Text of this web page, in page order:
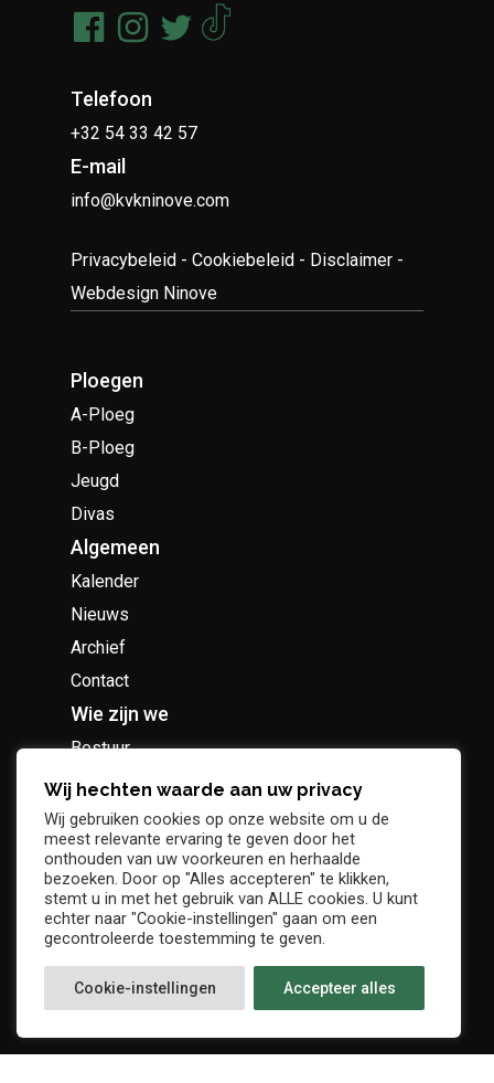
Telefoon
+32 54 33 42 57
E-mail
info@kvkninove.com
Privacybeleid -Cookiebeleid - Disclaimer -
Webdesign Ninove
Ploegen
A-Ploeg
B-Ploeg
Jeugd
Divas
Algemeen
Kalender
Nieuws
Archief
Contact
Wie zijn we
Bestuur
Geschiedenis
Supportersclub
Socio Business Club
Wij hechten waarde aan uw privacy
Wij gebruiken cookies op onze website om u de
meest relevante ervaring te geven door het
onthouden van uw voorkeuren en herhaalde
bezoeken. Door op "Alles accepteren" te klikken,
stemt u in met het gebruik van ALLE cookies. U kunt
echter naar "Cookie-instellingen" gaan om een
gecontroleerde toestemming te geven.
Cookie-instellingen Accepteer alles